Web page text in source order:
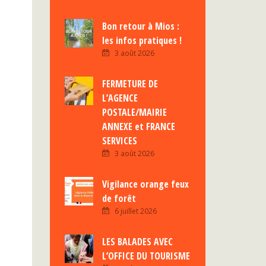
Bon retour à Mios :
les infos pratiques !
3 août 2026
FERMETURE DE
L’AGENCE
POSTALE/MAIRIE
ANNEXE et FRANCE
SERVICES
3 août 2026
Vigilance orange feux
de forêt
6 juillet 2026
LES BALADES AVEC
L’OFFICE DU TOURISME